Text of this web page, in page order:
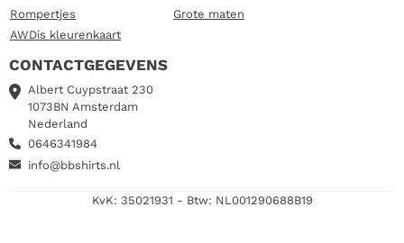
Rompertjes
Grote maten
AWDis kleurenkaart
CONTACTGEGEVENS
Albert Cuypstraat 230
1073BN Amsterdam
Nederland
0646341984
info@bbshirts.nl
KvK: 35021931 - Btw: NL001290688B19